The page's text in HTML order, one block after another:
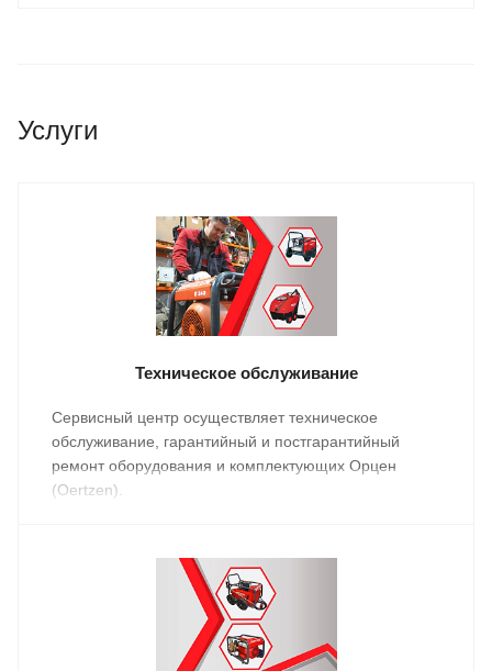
Услуги
Техническое обслуживание
Сервисный центр осуществляет техническое
обслуживание, гарантийный и постгарантийный
ремонт оборудования и комплектующих Орцен
(Oertzen).